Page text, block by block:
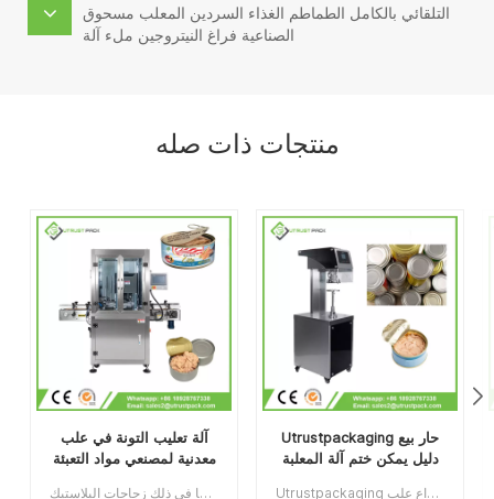
التلقائي بالكامل الطماطم الغذاء السردين المعلب مسحوق
الصناعية فراغ النيتروجين ملء آلة
منتجات ذات صله
آلة تعليب التونة في علب
معدنية لمصنعي مواد التعبئة
آلة تعليب التونة في علب الصفيح لمصنعي مواد التعبئة والتغليف الغذائية مناسبة لإغلاق مختلف العلب المستديرة بما في ذلك زجاجات البلاستيك PET، وعلب الصفيح، وعلب الألومنيوم، والعلب الورقية، وما إلى ذلك.بفضل تصميمها المحلي الحاصل على براءة اختراع وهيكل بكرة الختم، يمكن أن تصل سرعتها الثابتة إلى 60 علبة في الدقيقة مع استهلاك أقل للطاقة. رقم الصنف: UT1AFG2الحد الأدنى للطلب: 1طريقة الدفع: تحويل مصرفيميناء الشحن: قوانغتشوالمنطقة الأصلية: قوانغتشو، الصينمدة التسليم: 10 أيام بعد استلام الدفعة المقدمة
Utrustpackaging حار بيع
دليل يمكن ختم آلة المعلبة
Utrustpackaging دليل البيع الساخن للعلبة ، آلة ختم الطعام المعلب ، مناسبة لإغلاق جميع أنواع علب PET / علب الورق المركبة ، علب الصفيح أو غيرها من الحاويات المستديرة. كفاءة عالية عن طريق النقل الميكانيكي ، الهياكل البسيطة والملائمة للصيانة ، وخفيفة الوزن وسهلة التشغيل.الحد الأدنى للطلب:1قسط:تي / تميناء الشحن:قوانغتشوالمنطقة الأصلية:الصينمهلة:3-5 أيام بعد تلقي الودائع